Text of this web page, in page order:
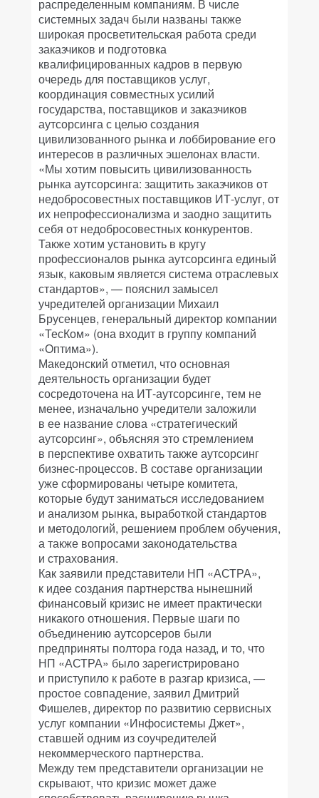
распределенным компаниям. В числе
системных задач были названы также
широкая просветительская работа среди
заказчиков и подготовка
квалифицированных кадров в первую
очередь для поставщиков услуг,
координация совместных усилий
государства, поставщиков и заказчиков
аутсорсинга с целью создания
цивилизованного рынка и лоббирование его
интересов в различных эшелонах власти.
«Мы хотим повысить цивилизованность
рынка аутсорсинга: защитить заказчиков от
недобросовестных поставщиков ИТ-услуг, от
их непрофессионализма и заодно защитить
себя от недобросовестных конкурентов.
Также хотим установить в кругу
профессионалов рынка аутсорсинга единый
язык, каковым является система отраслевых
стандартов», — пояснил замысел
учредителей организации Михаил
Брусенцев, генеральный директор компании
«ТесКом» (она входит в группу компаний
«Оптима»).
Македонский отметил, что основная
деятельность организации будет
сосредоточена на ИТ-аутсорсинге, тем не
менее, изначально учредители заложили
в ее название слова «стратегический
аутсорсинг», объясняя это стремлением
в перспективе охватить также аутсорсинг
бизнес-процессов. В составе организации
уже сформированы четыре комитета,
которые будут заниматься исследованием
и анализом рынка, выработкой стандартов
и методологий, решением проблем обучения,
а также вопросами законодательства
и страхования.
Как заявили представители НП «АСТРА»,
к идее создания партнерства нынешний
финансовый кризис не имеет практически
никакого отношения. Первые шаги по
объединению аутсорсеров были
предприняты полтора года назад, и то, что
НП «АСТРА» было зарегистрировано
и приступило к работе в разгар кризиса, —
простое совпадение, заявил Дмитрий
Фишелев, директор по развитию сервисных
услуг компании «Инфосистемы Джет»,
ставшей одним из соучредителей
некоммерческого партнерства.
Между тем представители организации не
скрывают, что кризис может даже